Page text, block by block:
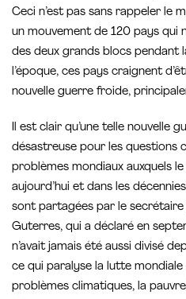
Ceci n’est pas sans rappeler le
un mouvement de 120 pays qui
des deux grands blocs pendant
l’époque, ces pays craignent
nouvelle guerre froide,
Il est clair qu’une telle nouvelle
désastreuse pour les questions
problèmes mondiaux auxquels
aujourd’hui et dans les
sont partagées par le secrétaire
Guterres, qui a déclaré en
n’avait jamais été aussi divisé
ce qui paralyse la lutte
problèmes climatiques, la